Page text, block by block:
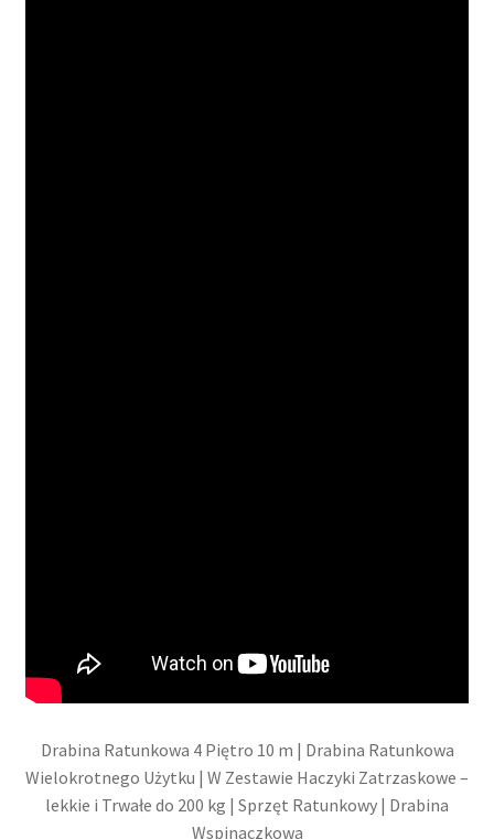
Drabina Ratunkowa 4 Piętro 10 m | Drabina Ratunkowa
Wielokrotnego Użytku | W Zestawie Haczyki Zatrzaskowe –
lekkie i Trwałe do 200 kg | Sprzęt Ratunkowy | Drabina
Wspinaczkowa